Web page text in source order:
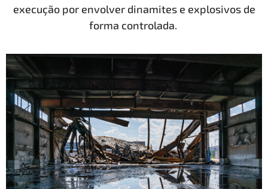
execução por envolver dinamites e explosivos de
forma controlada.